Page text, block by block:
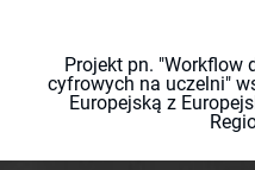
Projekt pn. "Workflow
cyfrowych na uczelni"
Europejską z